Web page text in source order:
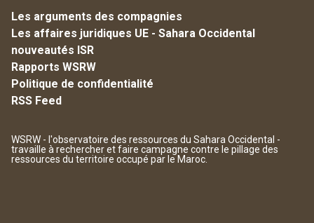
Les arguments des compagnies
Les affaires juridiques UE - Sahara Occidental
nouveautés ISR
Rapports WSRW
Politique de confidentialité
RSS Feed
WSRW - l'observatoire des ressources du Sahara Occidental -
travaille à rechercher et faire campagne contre le pillage des
ressources du territoire occupé par le Maroc.